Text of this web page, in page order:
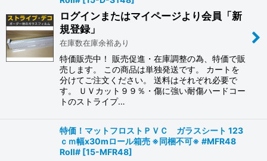
ログインまたはマイページより会員「新
規登録」
在庫数在庫余裕あり
特価販売中！ 販売促進・在庫調整の為、特価で販
売します。 この商品は単独発送です。 カートを
分けてご注文ください。 送料はそれぞれ必要で
す。 ＵＶカット９９％・傷に強い耐傷ハードコー
トのストライプ…
特価！マットフロストＰＶＣ ガラスシート 123
ｃｍ幅x30mロール箱売 ※同梱不可※ #MFR48
Roll# [15-MFR48]